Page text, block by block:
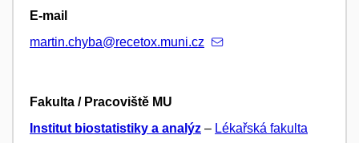
E-mail
martin.chyba@recetox.muni.cz
Fakulta / Pracoviště MU
Institut biostatistiky a analýz – Lékařská fakulta